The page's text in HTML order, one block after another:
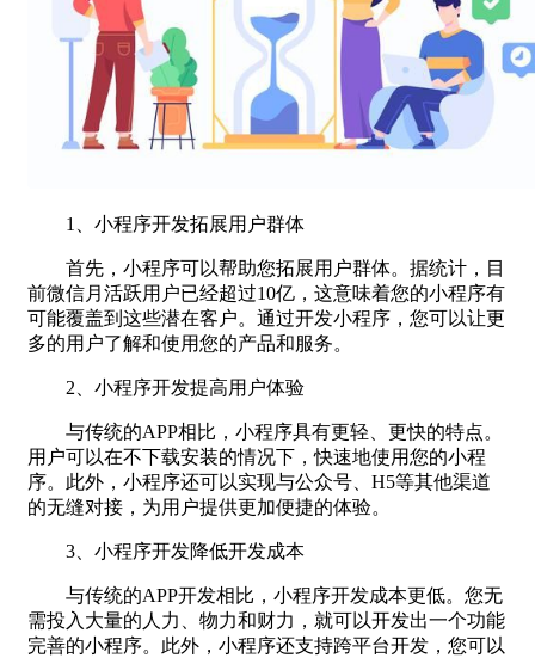
1、小程序开发拓展用户群体
首先，小程序可以帮助您拓展用户群体。据统计，目
前微信月活跃用户已经超过10亿，这意味着您的小程序有
可能覆盖到这些潜在客户。通过开发小程序，您可以让更
多的用户了解和使用您的产品和服务。
2、小程序开发提高用户体验
与传统的APP相比，小程序具有更轻、更快的特点。
用户可以在不下载安装的情况下，快速地使用您的小程
序。此外，小程序还可以实现与公众号、H5等其他渠道
的无缝对接，为用户提供更加便捷的体验。
3、小程序开发降低开发成本
与传统的APP开发相比，小程序开发成本更低。您无
需投入大量的人力、物力和财力，就可以开发出一个功能
完善的小程序。此外，小程序还支持跨平台开发，您可以